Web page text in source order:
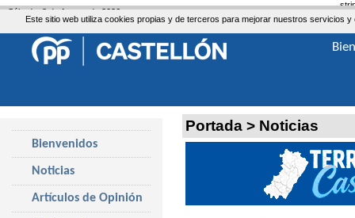
Este sitio web utiliza cookies propias y de terceros para mejorar nuestros servicios
Portada > Noticias
Bienvenidos
Noticias
Artículos de Opinión
Sábado, 8 de Agosto de 2026